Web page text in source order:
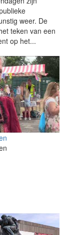
weer. De
teken van een
op het...